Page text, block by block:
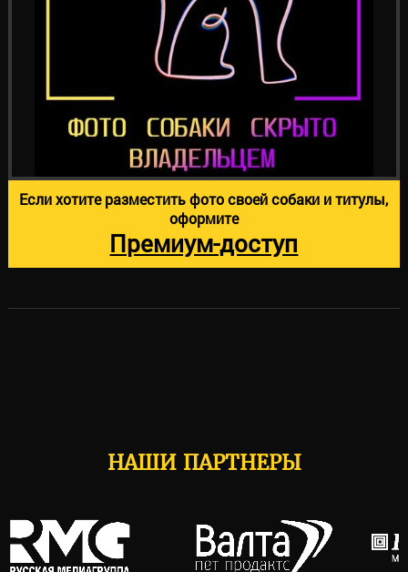
Если хотите разместить фото своей собаки и титулы,
оформите
Премиум-доступ
НАШИ ПАРТНЕРЫ